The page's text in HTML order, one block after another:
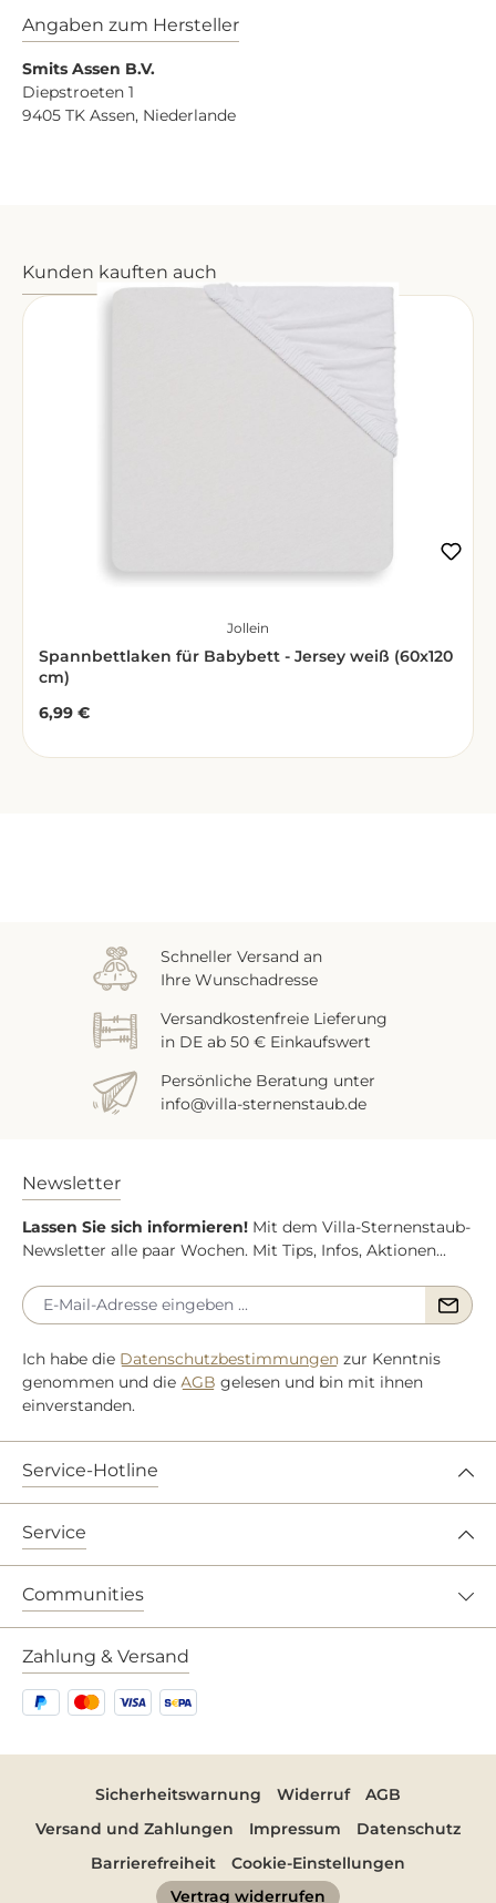
Angaben zum Hersteller
Smits Assen B.V.
Diepstroeten 1
9405 TK Assen, Niederlande
Produktgalerie überspringen
Kunden kauften auch
Jollein
Spannbettlaken für Babybett - Jersey weiß (60x120
cm)
Regulärer Preis:
6,99 €
Schneller Versand an
Ihre Wunschadresse
Versandkostenfreie Lieferung
in DE ab 50 € Einkaufswert
Persönliche Beratung unter
info@villa-sternenstaub.de
Newsletter
Lassen Sie sich informieren! Mit dem Villa-Sternenstaub-
Newsletter alle paar Wochen. Mit Tips, Infos, Aktionen...
Ich habe die Datenschutzbestimmungen zur Kenntnis
genommen und die AGB gelesen und bin mit ihnen
einverstanden.
Service-Hotline
Service
Communities
Zahlung & Versand
Sicherheitswarnung Widerruf
AGB
Versand und Zahlungen
Impressum
Datenschutz
Barrierefreiheit
Cookie-Einstellungen
Vertrag widerrufen